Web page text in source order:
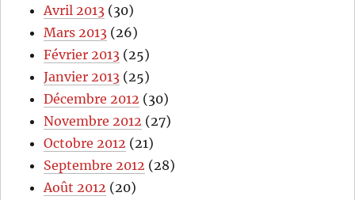
Avril 2013 (30)
Mars 2013 (26)
Février 2013 (25)
Janvier 2013 (25)
Décembre 2012 (30)
Novembre 2012 (27)
Octobre 2012 (21)
Septembre 2012 (28)
Août 2012 (20)